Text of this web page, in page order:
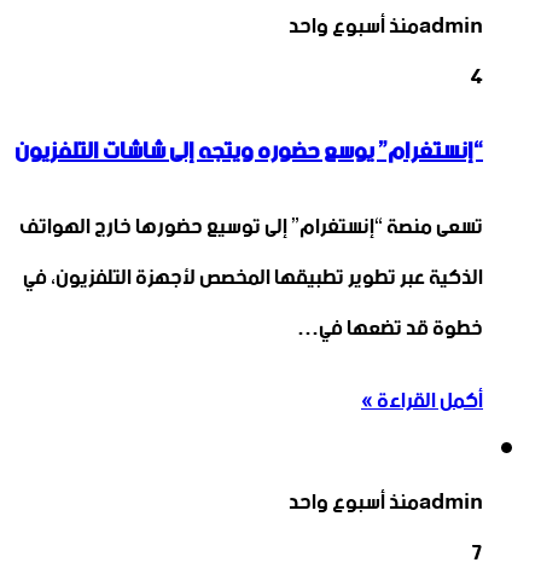
adminمنذ أسبوع واحد
4
“إنستغرام” يوسع حضوره ويتجه إلى شاشات التلفزيون
تسعى منصة “إنستغرام” إلى توسيع حضورها خارج الهواتف
الذكية عبر تطوير تطبيقها المخصص لأجهزة التلفزيون، في
خطوة قد تضعها في…
أكمل القراءة »
adminمنذ أسبوع واحد
7